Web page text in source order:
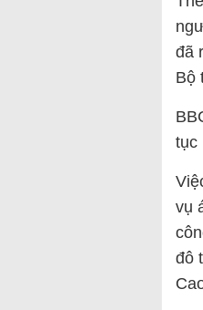
đã
Bộ
tục
vụ
đô